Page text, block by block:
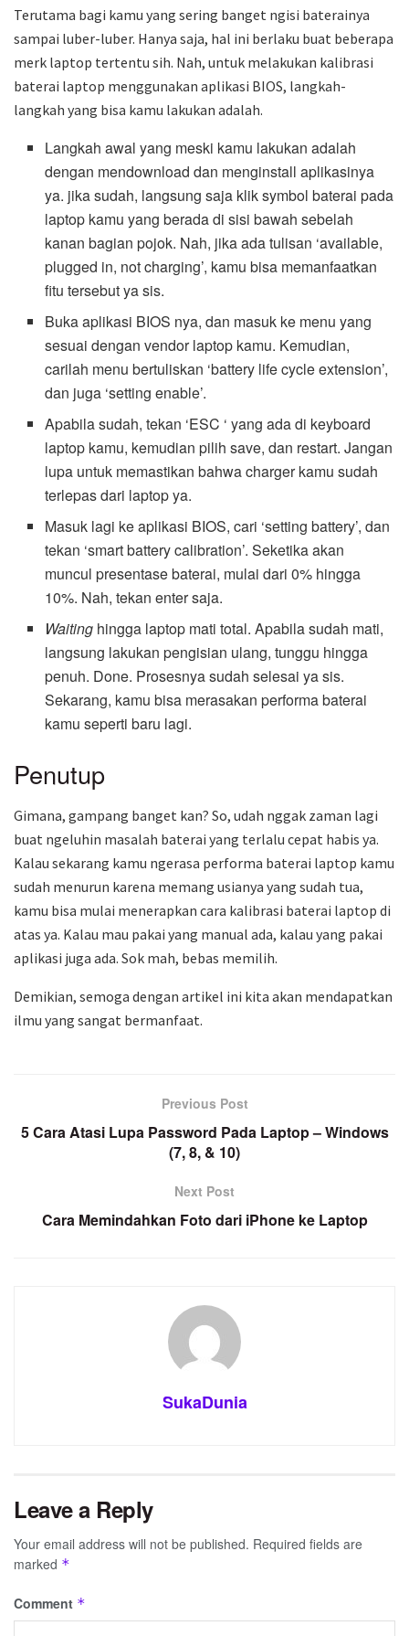
Terutama bagi kamu yang sering banget ngisi baterainya
sampai luber-luber. Hanya saja, hal ini berlaku buat beberapa
merk laptop tertentu sih. Nah, untuk melakukan kalibrasi
baterai laptop menggunakan aplikasi BIOS, langkah-
langkah yang bisa kamu lakukan adalah.
Langkah awal yang meski kamu lakukan adalah
dengan mendownload dan menginstall aplikasinya
ya. jika sudah, langsung saja klik symbol baterai pada
laptop kamu yang berada di sisi bawah sebelah
kanan bagian pojok. Nah, jika ada tulisan ‘available,
plugged in, not charging’, kamu bisa memanfaatkan
fitu tersebut ya sis.
Buka aplikasi BIOS nya, dan masuk ke menu yang
sesuai dengan vendor laptop kamu. Kemudian,
carilah menu bertuliskan ‘battery life cycle extension’,
dan juga ‘setting enable’.
Apabila sudah, tekan ‘ESC ‘ yang ada di keyboard
laptop kamu, kemudian pilih save, dan restart. Jangan
lupa untuk memastikan bahwa charger kamu sudah
terlepas dari laptop ya.
Masuk lagi ke aplikasi BIOS, cari ‘setting battery’, dan
tekan ‘smart battery calibration’. Seketika akan
muncul presentase baterai, mulai dari 0% hingga
10%. Nah, tekan enter saja.
Waiting hingga laptop mati total. Apabila sudah mati,
langsung lakukan pengisian ulang, tunggu hingga
penuh. Done. Prosesnya sudah selesai ya sis.
Sekarang, kamu bisa merasakan performa baterai
kamu seperti baru lagi.
Penutup
Gimana, gampang banget kan? So, udah nggak zaman lagi
buat ngeluhin masalah baterai yang terlalu cepat habis ya.
Kalau sekarang kamu ngerasa performa baterai laptop kamu
sudah menurun karena memang usianya yang sudah tua,
kamu bisa mulai menerapkan cara kalibrasi baterai laptop di
atas ya. Kalau mau pakai yang manual ada, kalau yang pakai
aplikasi juga ada. Sok mah, bebas memilih.
Demikian, semoga dengan artikel ini kita akan mendapatkan
ilmu yang sangat bermanfaat.
Previous Post
5 Cara Atasi Lupa Password Pada Laptop – Windows
(7, 8, & 10)
Next Post
Cara Memindahkan Foto dari iPhone ke Laptop
SukaDunia
Leave a Reply
Your email address will not be published. Required fields are
marked *
Comment *